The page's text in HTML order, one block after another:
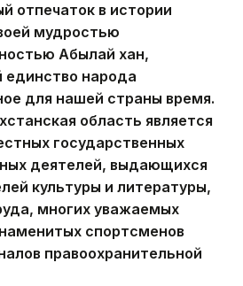
отпечаток в истории
мудростью
Абылай хан,
единство народа
для нашей страны время.
область является
государственных
деятелей, выдающихся
культуры и литературы,
многих уважаемых
спортсменов
правоохранительной